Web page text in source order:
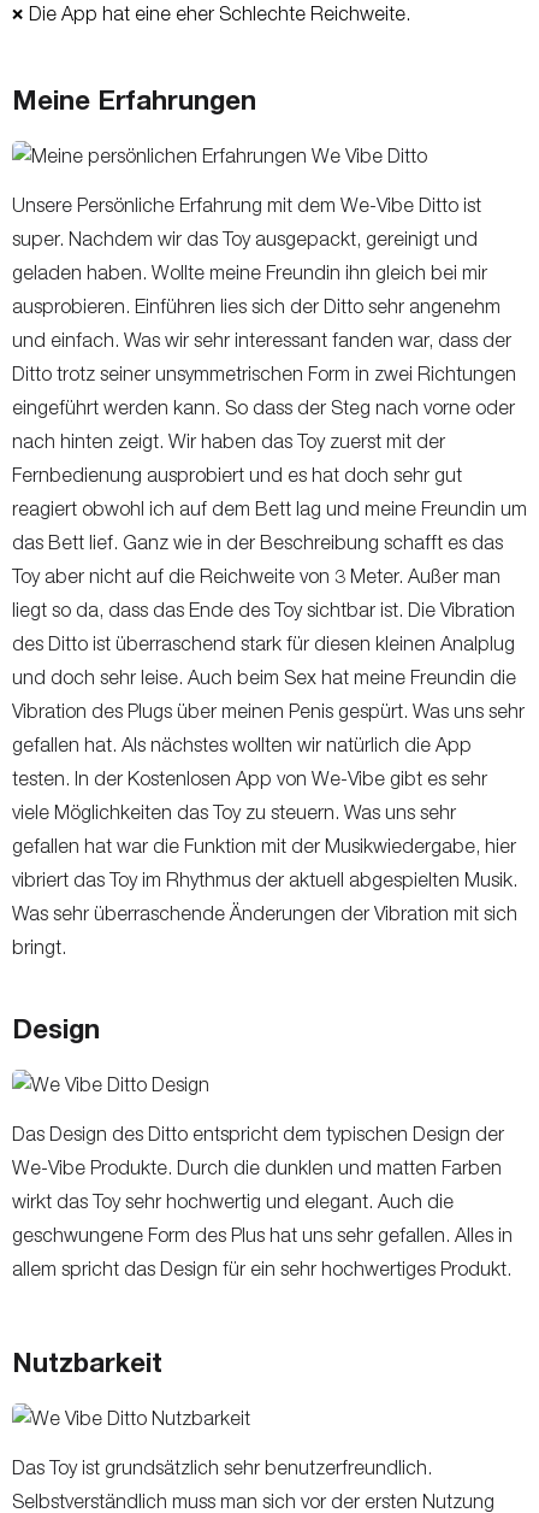
❌ Die App hat eine eher Schlechte Reichweite.
Meine Erfahrungen
Unsere Persönliche Erfahrung mit dem We-Vibe Ditto ist
super. Nachdem wir das Toy ausgepackt, gereinigt und
geladen haben. Wollte meine Freundin ihn gleich bei mir
ausprobieren. Einführen lies sich der Ditto sehr angenehm
und einfach. Was wir sehr interessant fanden war, dass der
Ditto trotz seiner unsymmetrischen Form in zwei Richtungen
eingeführt werden kann. So dass der Steg nach vorne oder
nach hinten zeigt. Wir haben das Toy zuerst mit der
Fernbedienung ausprobiert und es hat doch sehr gut
reagiert obwohl ich auf dem Bett lag und meine Freundin um
das Bett lief. Ganz wie in der Beschreibung schafft es das
Toy aber nicht auf die Reichweite von 3 Meter. Außer man
liegt so da, dass das Ende des Toy sichtbar ist. Die Vibration
des Ditto ist überraschend stark für diesen kleinen Analplug
und doch sehr leise. Auch beim Sex hat meine Freundin die
Vibration des Plugs über meinen Penis gespürt. Was uns sehr
gefallen hat. Als nächstes wollten wir natürlich die App
testen. In der Kostenlosen App von We-Vibe gibt es sehr
viele Möglichkeiten das Toy zu steuern. Was uns sehr
gefallen hat war die Funktion mit der Musikwiedergabe, hier
vibriert das Toy im Rhythmus der aktuell abgespielten Musik.
Was sehr überraschende Änderungen der Vibration mit sich
bringt.
Design
Das Design des Ditto entspricht dem typischen Design der
We-Vibe Produkte. Durch die dunklen und matten Farben
wirkt das Toy sehr hochwertig und elegant. Auch die
geschwungene Form des Plus hat uns sehr gefallen. Alles in
allem spricht das Design für ein sehr hochwertiges Produkt.
Nutzbarkeit
Das Toy ist grundsätzlich sehr benutzerfreundlich.
Selbstverständlich muss man sich vor der ersten Nutzung